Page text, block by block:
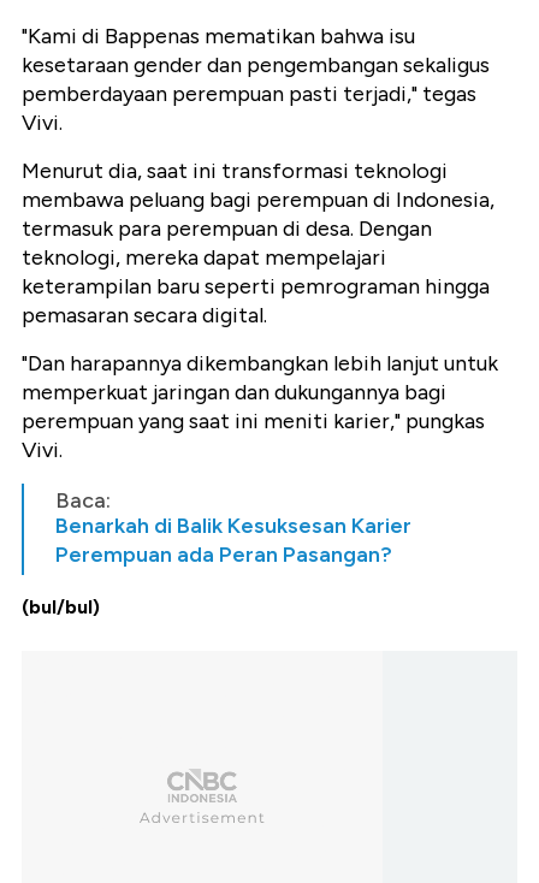
"Kami di Bappenas mematikan bahwa isu
kesetaraan gender dan pengembangan sekaligus
pemberdayaan perempuan pasti terjadi," tegas
Vivi.
Menurut dia, saat ini transformasi teknologi
membawa peluang bagi perempuan di Indonesia,
termasuk para perempuan di desa. Dengan
teknologi, mereka dapat mempelajari
keterampilan baru seperti pemrograman hingga
pemasaran secara digital.
"Dan harapannya dikembangkan lebih lanjut untuk
memperkuat jaringan dan dukungannya bagi
perempuan yang saat ini meniti karier," pungkas
Vivi.
Baca:
Benarkah di Balik Kesuksesan Karier
Perempuan ada Peran Pasangan?
(bul/bul)